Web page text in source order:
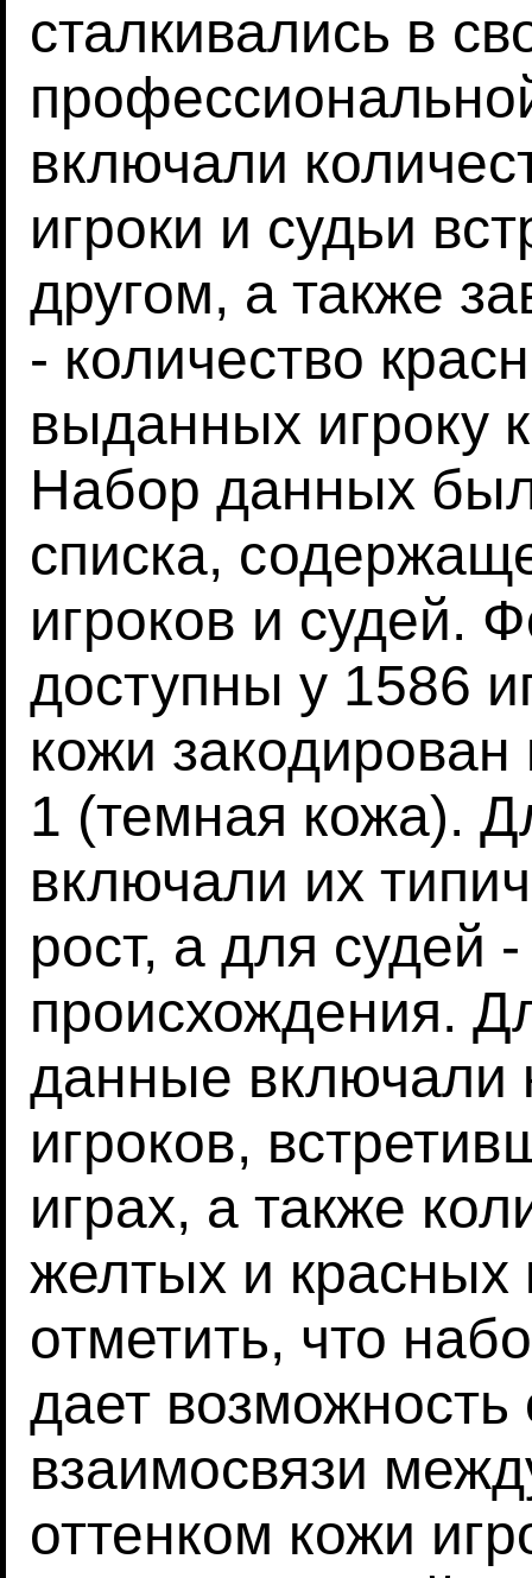
сталкивались в
включали
игроки и судьи
другом, а также
- количество
выданных игроку
Набор данных
списка,
игроков и судей.
доступны у 1586
кожи закодирован
1 (темная кожа).
включали их
рост, а для судей
происхождения.
данные включали
игроков,
играх, а также
желтых и красных
отметить, что
дает
взаимосвязи
оттенком кожи